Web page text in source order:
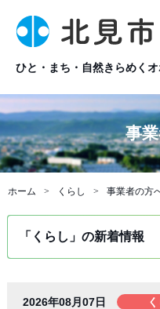
ひと・まち・自然きらめく
事
ホーム くらし 事業者の方
「くらし」の新着情報
2026年08月07日